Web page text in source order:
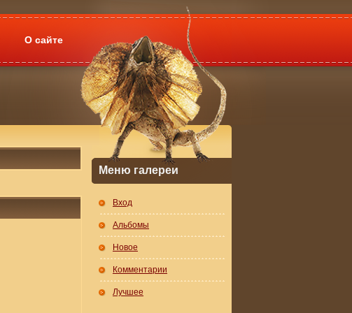
О сайте
Меню галереи
Вход
Альбомы
Новое
Комментарии
Лучшее